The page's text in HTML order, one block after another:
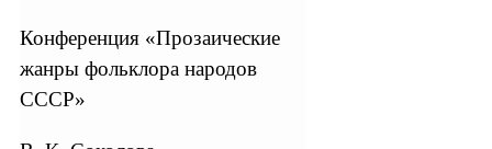
Конференция «Прозаические
жанры фольклора народов
СССР»